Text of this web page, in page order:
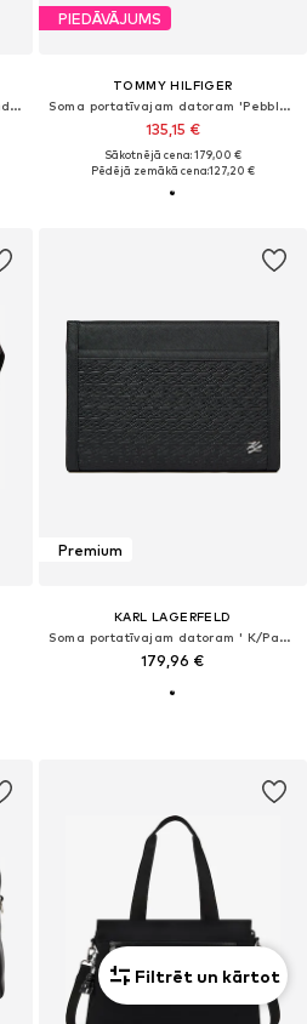
Dokumentu somas 'Cerratano Pandion'
PIEDĀVĀJUMS
TOMMY HILFIGER
Soma portatīvajam datoram 'Pebble Grain Logo Hardware'
135,15 €
Sākotnējā cena: 179,00 €
Pēdējā zemākā cena:127,20 €
Premium
KARL LAGERFELD
Soma portatīvajam datoram ' K/Panel Beutel '
179,96 €
Filtrēt un kārtot